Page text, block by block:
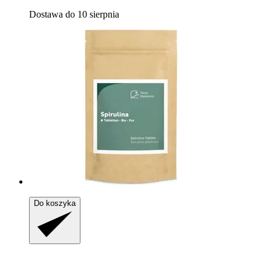
Dostawa do 10 sierpnia
Do koszyka